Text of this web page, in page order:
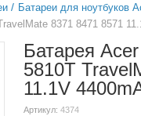
/ Батареи для ноутбуков
8371 8471 8571
Батарея
5810T
11.1V
Артикул: 4374